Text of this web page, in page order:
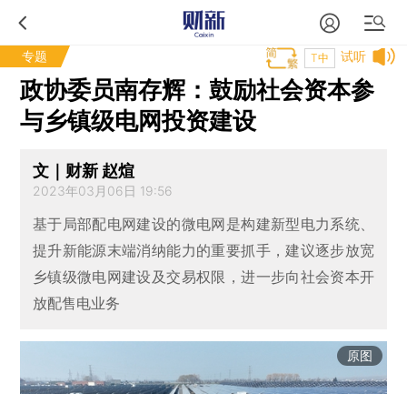
专题 试听
T中
政协委员南存辉：鼓励社会资本参
与乡镇级电网投资建设
文｜财新 赵煊
2023年03月06日 19:56
基于局部配电网建设的微电网是构建新型电力系统、
提升新能源末端消纳能力的重要抓手，建议逐步放宽
乡镇级微电网建设及交易权限，进一步向社会资本开
放配售电业务
原图